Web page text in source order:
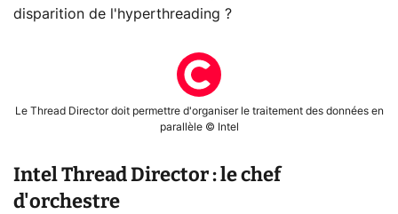
disparition de l'hyperthreading ?
Le Thread Director doit permettre d'organiser le traitement des données en
parallèle © Intel
Intel Thread Director : le chef
d'orchestre